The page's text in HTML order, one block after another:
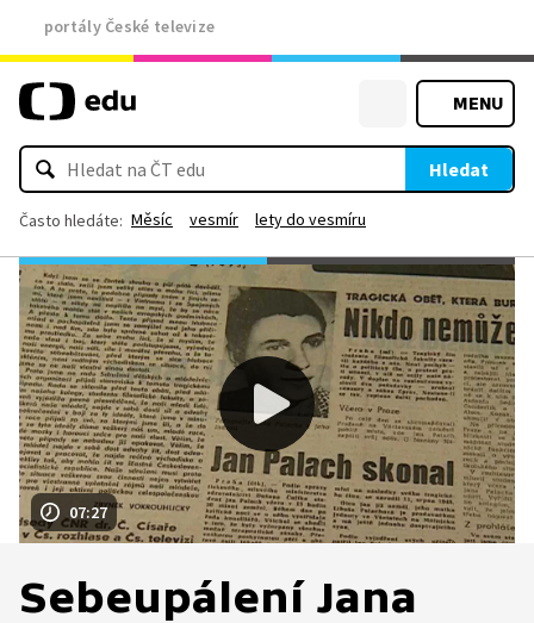
portály České televize
MENU
Hledat
Často hledáte: Měsíc vesmír lety do vesmíru
07:27
Sebeupálení Jana